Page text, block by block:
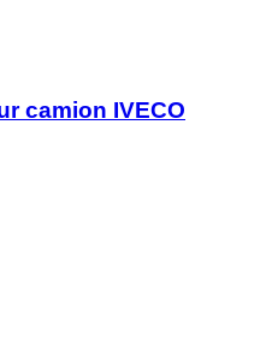
camion IVECO